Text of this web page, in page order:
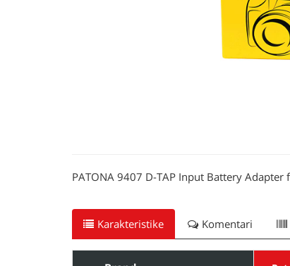
PATONA 9407 D-TAP Input Battery Adapter
Karakteristike Komentari